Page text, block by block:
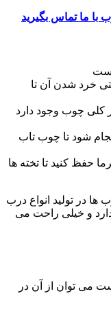
با ما تماس بگیرید
خرد شدن آن تا
کلی چوب وجود دارد
شود تا چوب تاب
حفظ کنید تا تخته ها
در تولید انواع درب
دارد و خیلی راحت می
می توان از آن در